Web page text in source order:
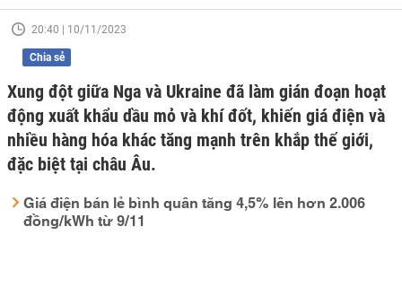
20:40 | 10/11/2023
Chia sẻ
Xung đột giữa Nga và Ukraine đã làm gián đoạn hoạt
động xuất khẩu dầu mỏ và khí đốt, khiến giá điện và
nhiều hàng hóa khác tăng mạnh trên khắp thế giới,
đặc biệt tại châu Âu.
Giá điện bán lẻ bình quân tăng 4,5% lên hơn 2.006
đồng/kWh từ 9/11